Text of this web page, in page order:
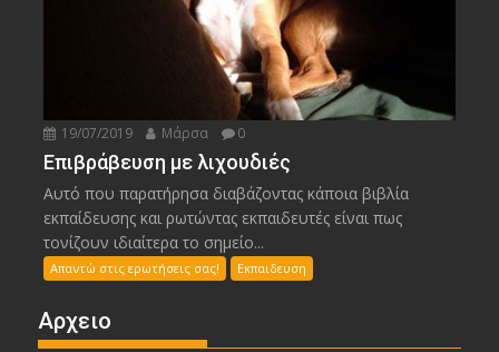
19/07/2019 Μάρσα 0
Επιβράβευση με λιχουδιές
Αυτό που παρατήρησα διαβάζοντας κάποια βιβλία
εκπαίδευσης και ρωτώντας εκπαιδευτές είναι πως
τονίζουν ιδιαίτερα το σημείο...
Απαντώ στις ερωτήσεις σας! Εκπαιδευση
Αρχειο